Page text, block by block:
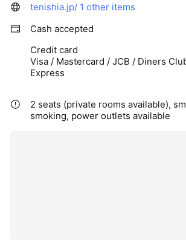
tenishia.jp/ 1 other items
Cash accepted
Credit card
Visa / Mastercard / JCB / Diners
Express
2 seats (private rooms available),
smoking, power outlets available